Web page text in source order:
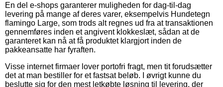
En del e-shops garanterer muligheden for dag-til-dag
levering på mange af deres varer, eksempelvis Hundetegn
flamingo Large, som trods alt regnes ud fra at transaktionen
gennemføres inden et angivent klokkeslæt, sådan at de
garanteret kan nå at få produktet klargjort inden de
pakkeansatte har fyraften.
Visse internet firmaer lover portofri fragt, men tit forudsætter
det at man bestiller for et fastsat beløb. I øvrigt kunne du
beslutte sig for den mest letkøbte løsning til levering, der